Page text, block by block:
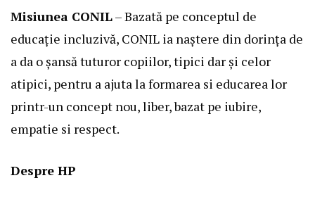
Misiunea CONIL– Bazată pe conceptul de
educație incluzivă, CONIL ia naștere din dorința de
a da o șansă tuturor copiilor, tipici dar și celor
atipici, pentru a ajuta la formarea si educarea lor
printr-un concept nou, liber, bazat pe iubire,
empatie si respect.
Despre HP